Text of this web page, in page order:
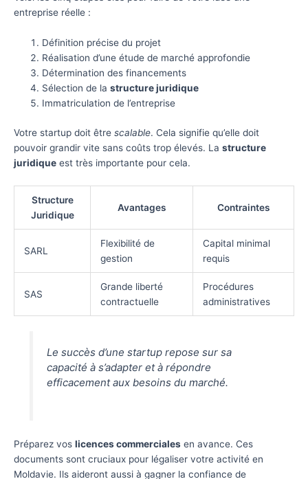
entreprise réelle :
Définition précise du projet
Réalisation d’une étude de marché approfondie
Détermination des financements
Sélection de lastructure juridique
Immatriculation de l’entreprise
Votre startup doit être scalable. Cela signifie qu’elle doit
pouvoir grandir vite sans coûts trop élevés. La structure
juridique est très importante pour cela.
Structure
Juridique
Avantages Contraintes
SARL
Flexibilité de
gestion
Capital minimal
requis
SAS
Grande liberté
contractuelle
Procédures
administratives
Le succès d’une startup repose sur sa
capacité à s’adapter et à répondre
efficacement aux besoins du marché.
Préparez vos licences commerciales en avance. Ces
documents sont cruciaux pour légaliser votre activité en
Moldavie. Ils aideront aussi à gagner la confiance de